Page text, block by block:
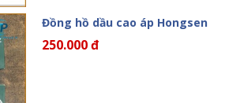
Đồng hồ dầu cao áp Hongsen
250.000 đ